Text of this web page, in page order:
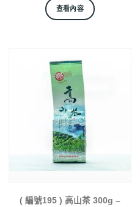
查看內容
( 編號195 ) 高山茶 300g –